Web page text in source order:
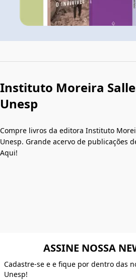
Instituto Moreira
Unesp
Compre livros da editora Instituto
Unesp. Grande acervo de publicações
Aqui!
ASSINE NOSSA
Cadastre-se e e fique por dentro das
Unesp!